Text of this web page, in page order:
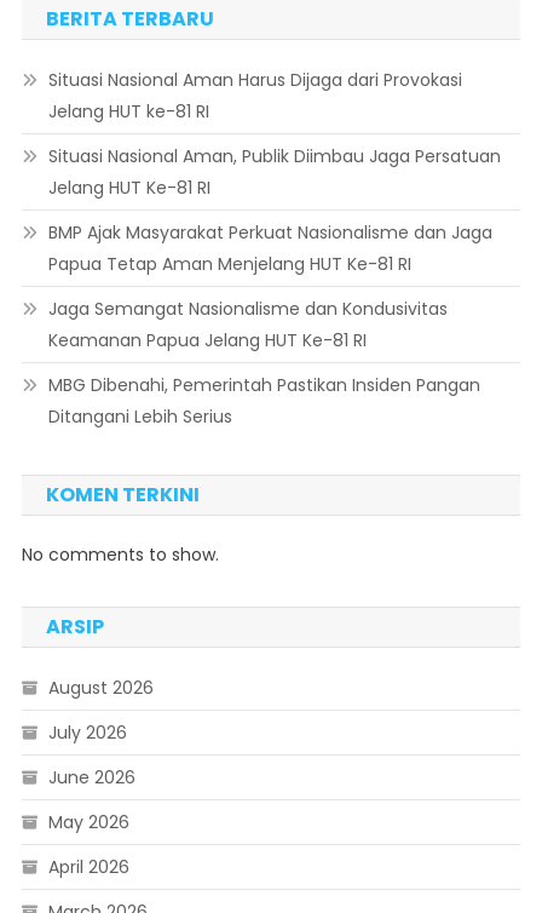
BERITA TERBARU
Situasi Nasional Aman Harus Dijaga dari Provokasi
Jelang HUT ke-81 RI
Situasi Nasional Aman, Publik Diimbau Jaga Persatuan
Jelang HUT Ke-81 RI
BMP Ajak Masyarakat Perkuat Nasionalisme dan Jaga
Papua Tetap Aman Menjelang HUT Ke-81 RI
Jaga Semangat Nasionalisme dan Kondusivitas
Keamanan Papua Jelang HUT Ke-81 RI
MBG Dibenahi, Pemerintah Pastikan Insiden Pangan
Ditangani Lebih Serius
KOMEN TERKINI
No comments to show.
ARSIP
August 2026
July 2026
June 2026
May 2026
April 2026